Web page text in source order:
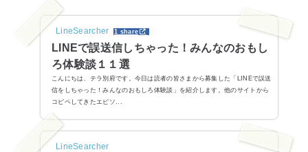
LineSearcher 1 share
LINEで誤送信しちゃった！みんなのおもし
ろ体験談１１選
こんにちは、テラ別府です。今日は読者の皆さまから募集した「LINEで誤送
信をしちゃった！みんなのおもしろ体験談」を紹介します。他のサイトから
コピペしてきたエピソ...
LineSearcher